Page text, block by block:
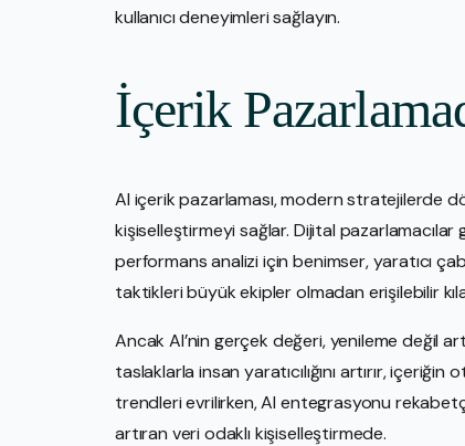
kullanıcı deneyimleri sağlayın.
İçerik
AI içerik pazarlaması, modern stratejilerde
kişiselleştirmeyi sağlar. Dijital pazarlamacılar
performans analizi için benimser, yaratıcı
taktikleri büyük ekipler olmadan erişilebilir
Ancak AI’nin gerçek değeri, yenileme değil
taslaklarla insan yaratıcılığını artırır,
trendleri evrilirken, AI entegrasyonu
artıran veri odaklı kişiselleştirmede.